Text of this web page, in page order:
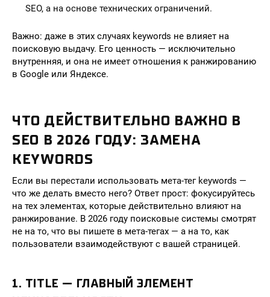
SEO, а на основе технических ограничений.
Важно: даже в этих случаях keywords не влияет на
поисковую выдачу. Его ценность — исключительно
внутренняя, и она не имеет отношения к ранжированию
в Google или Яндексе.
ЧТО ДЕЙСТВИТЕЛЬНО ВАЖНО В
SEO В 2026 ГОДУ: ЗАМЕНА
KEYWORDS
Если вы перестали использовать мета-тег keywords —
что же делать вместо него? Ответ прост: фокусируйтесь
на тех элементах, которые действительно влияют на
ранжирование. В 2026 году поисковые системы смотрят
не на то, что вы пишете в мета-тегах — а на то, как
пользователи взаимодействуют с вашей страницей.
1. TITLE — ГЛАВНЫЙ ЭЛЕМЕНТ